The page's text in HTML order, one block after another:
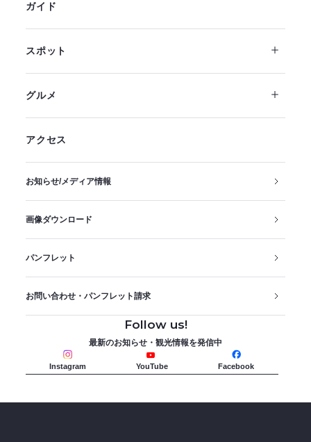
ガイド
スポット
グルメ
アクセス
お知らせ/メディア情報
画像ダウンロード
パンフレット
お問い合わせ・パンフレット請求
Follow us!
最新のお知らせ・観光情報を発信中
Instagram YouTube Facebook